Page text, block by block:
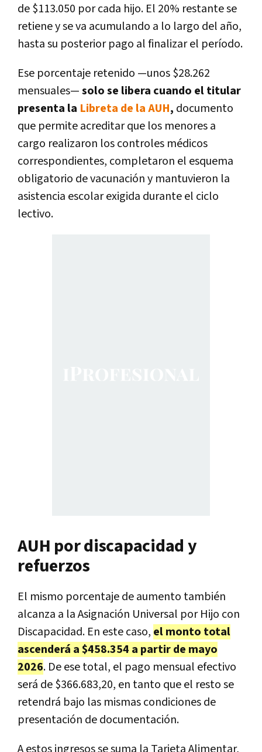
de $113.050 por cada hijo. El 20% restante se
retiene y se va acumulando a lo largo del año,
hasta su posterior pago al finalizar el período.
Ese porcentaje retenido —unos $28.262
mensuales—solo se libera cuando el titular
presenta la Libreta de la AUH, documento
que permite acreditar que los menores a
cargo realizaron los controles médicos
correspondientes, completaron el esquema
obligatorio de vacunación y mantuvieron la
asistencia escolar exigida durante el ciclo
lectivo.
AUH por discapacidad y
refuerzos
El mismo porcentaje de aumento también
alcanza a la Asignación Universal por Hijo con
Discapacidad. En este caso, el monto total
ascenderá a $458.354 a partir de mayo
2026. De ese total, el pago mensual efectivo
será de $366.683,20, en tanto que el resto se
retendrá bajo las mismas condiciones de
presentación de documentación.